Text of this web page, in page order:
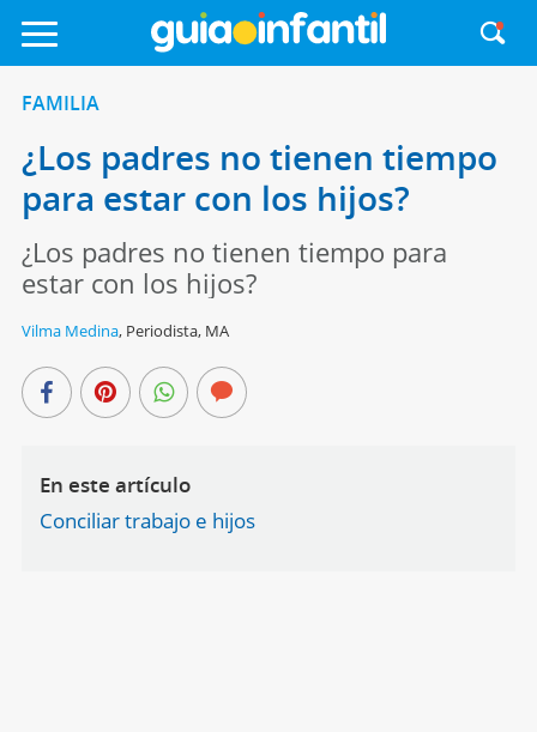
FAMILIA
¿Los padres no tienen tiempo
para estar con los hijos?
¿Los padres no tienen tiempo para
estar con los hijos?
Vilma Medina, Periodista, MA
En este artículo
Conciliar trabajo e hijos